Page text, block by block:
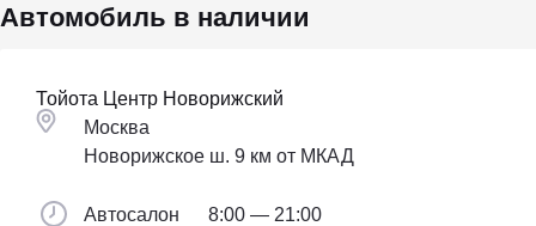
Автомобиль в наличии
Тойота Центр Новорижский
Москва
Новорижское ш. 9 км от МКАД
Автосалон
8:00 — 21:00